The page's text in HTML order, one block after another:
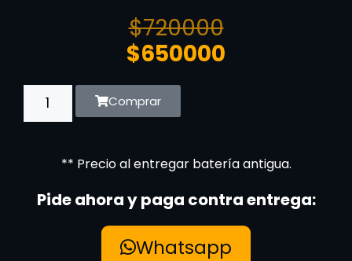
$720000
$650000
Comprar
** Precio al entregar batería antigua.
Pide ahora y paga contra entrega:
Whatsapp